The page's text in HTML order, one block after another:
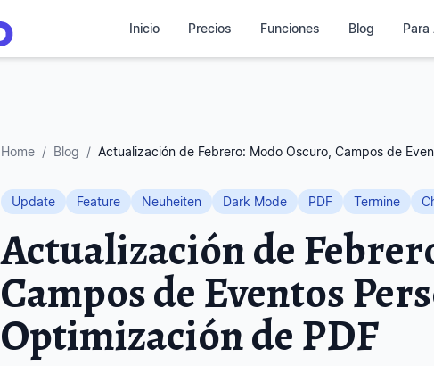
Inicio Precios Funciones Blog Para
Home / Blog / Actualización de Febrero: Modo Oscuro, Campos de
Update Feature Neuheiten Dark Mode PDF Termine
Actualización de
Campos de Eventos
Optimización de PDF